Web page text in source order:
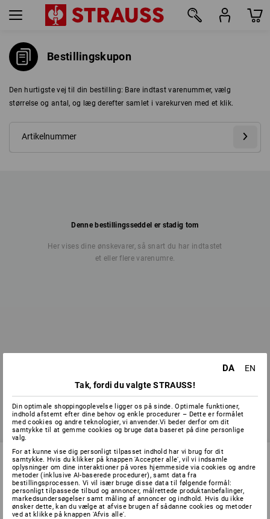
Bestillingskupon
Den hurtigste vej til din bestilling: Bare indtast varenummer, vælg
størrelse og antal, og læg derefter samlet i varekurven med et klik.
Denne bestillingsseddel er stadig tom
Her vises dine ønskevarer, så snart du har indtastet
et eller flere varenumre.
SERVICE 70 20 91 18
DA
EN
Tak, fordi du valgte STRAUSS!
Din optimale shoppingoplevelse ligger os på sinde. Optimale funktioner,
indhold afstemt efter dine behov og enkle procedurer – Dette er formålet
med cookies og andre teknologier, vi anvender.Vi beder derfor om dit
samtykke til at gemme cookies og bruge data baseret på dine personlige
valg.
For at kunne vise dig personligt tilpasset indhold har vi brug for dit
samtykke. Hvis du klikker på knappen 'Accepter alle', vil vi indsamle
oplysninger om dine interaktioner på vores hjemmeside via cookies og andre
metoder (inklusive AI-baserede procedurer), samt data fra
bestillingsprocessen. Vi vil især bruge disse data til følgende formål:
personligt tilpassede tilbud og annoncer, målrettede produktanbefalinger,
markedsundersøgelser samt måling af annoncer og indhold. Hvis du ikke
ønsker dette, kan du vælge at afvise brugen af sådanne cookies og metoder
ved at klikke på knappen 'Afvis alle'.